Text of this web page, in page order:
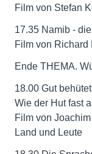
Film von Stefan
17.35 Namib -
Film von
Ende THEMA.
18.00 Gut behütet
Wie der Hut fast
Film von
Land und Leute